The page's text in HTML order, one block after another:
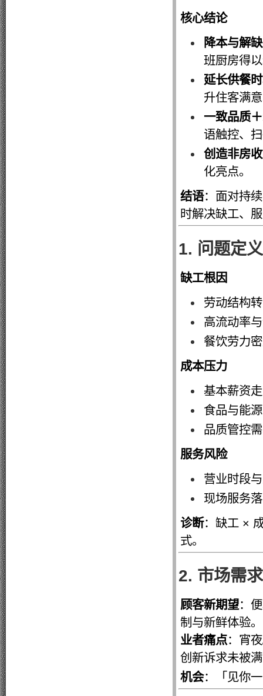
核心结论
降本与解
班厨房得
延长供餐
升住客满
一致品质
语触控、
创造非房
化亮点。
结语：面对持
时解决缺工、
1. 问题定
缺工根因
劳动结构
高流动率
餐饮劳力
成本压力
基本薪资
食品与能
品质管控
服务风险
营业时段
现场服务
诊断：缺工 ×
式。
2. 市场需
顾客新期望：
制与新鲜体验。
业者痛点：宵
创新诉求未被
机会：「见你